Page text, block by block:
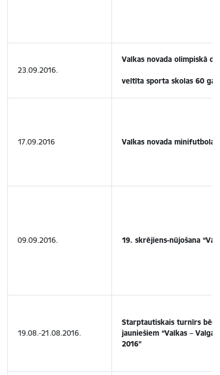
23.09.2016.
Valkas novada olimpiskā
veltīta sporta skolas 60
17.09.2016 Valkas novada minifutbola
09.09.2016. 19. skrējiens-nūjošana
19.08.-21.08.2016.
Starptautiskais turnīrs
jauniešiem “Valkas –
2016”